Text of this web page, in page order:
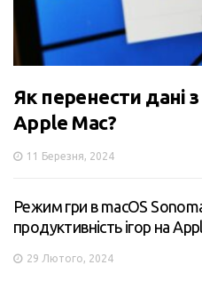
Як перенести дані
Apple Mac?
11 Березня, 2024
Режим гри в macOS
продуктивність ігор на
29 Лютого, 2024